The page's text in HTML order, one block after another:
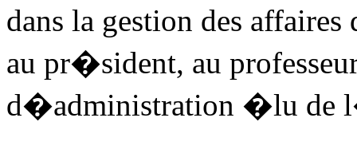
dans la gestion des
au pr�sident, au
d�administration �lu de